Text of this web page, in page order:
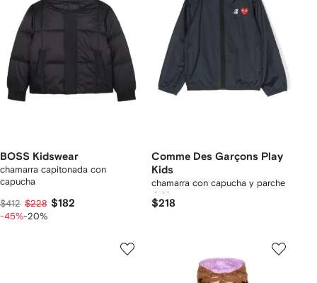
BOSS Kidswear
chamarra capitonada con
capucha
$412 $228 $182
-45%-20%
Comme Des Garçons Play
Kids
chamarra con capucha y parche
del logo
$218